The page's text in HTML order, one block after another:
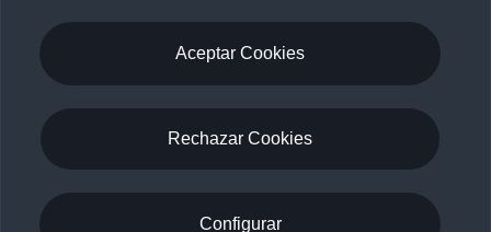
Aceptar Cookies
Rechazar Cookies
Configurar
Utilizamos cookies para mejorar nuestro sitio
web y tu experiencia en línea. Al continuar
navegando en este sitio web, aceptas el uso de
Términos y Condiciones
Aviso de privacidad
Audi de México